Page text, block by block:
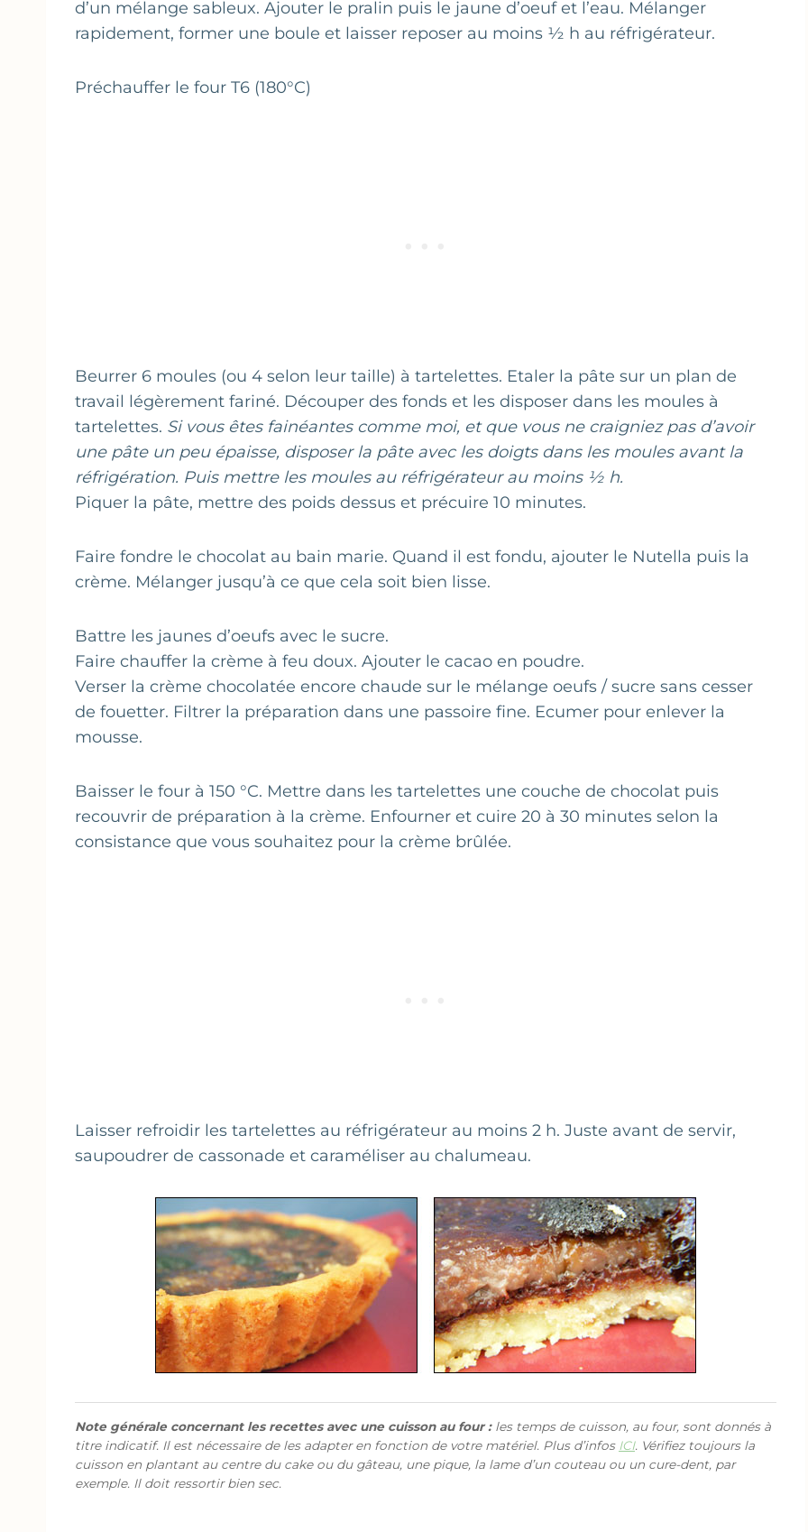
d’un mélange sableux. Ajouter le pralin puis le jaune d’oeuf et l’eau. Mélanger
rapidement, former une boule et laisser reposer au moins ½ h au réfrigérateur.
Préchauffer le four T6 (180°C)
Beurrer 6 moules (ou 4 selon leur taille) à tartelettes. Etaler la pâte sur un plan de
travail légèrement fariné. Découper des fonds et les disposer dans les moules à
tartelettes. Si vous êtes fainéantes comme moi, et que vous ne craigniez pas d’avoir
une pâte un peu épaisse, disposer la pâte avec les doigts dans les moules avant la
réfrigération. Puis mettre les moules au réfrigérateur au moins ½ h.
Piquer la pâte, mettre des poids dessus et précuire 10 minutes.
Faire fondre le chocolat au bain marie. Quand il est fondu, ajouter le Nutella puis la
crème. Mélanger jusqu’à ce que cela soit bien lisse.
Battre les jaunes d’oeufs avec le sucre.
Faire chauffer la crème à feu doux. Ajouter le cacao en poudre.
Verser la crème chocolatée encore chaude sur le mélange oeufs / sucre sans cesser
de fouetter. Filtrer la préparation dans une passoire fine. Ecumer pour enlever la
mousse.
Baisser le four à 150 °C. Mettre dans les tartelettes une couche de chocolat puis
recouvrir de préparation à la crème. Enfourner et cuire 20 à 30 minutes selon la
consistance que vous souhaitez pour la crème brûlée.
Laisser refroidir les tartelettes au réfrigérateur au moins 2 h. Juste avant de servir,
saupoudrer de cassonade et caraméliser au chalumeau.
Note générale concernant les recettes avec une cuisson au four :les temps de cuisson, au four, sont donnés à
titre indicatif. Il est nécessaire de les adapter en fonction de votre matériel. Plus d’infos ICI. Vérifiez toujours la
cuisson en plantant au centre du cake ou du gâteau, une pique, la lame d’un couteau ou un cure-dent, par
exemple. Il doit ressortir bien sec.